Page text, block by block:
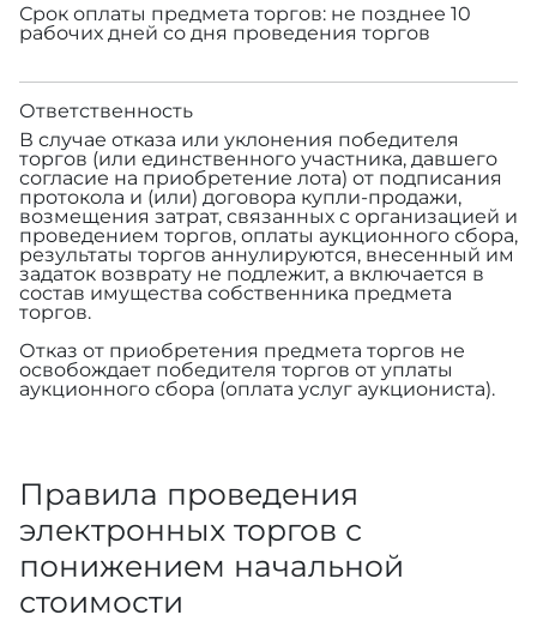
Срок оплаты предмета торгов: не позднее 10
рабочих дней со дня проведения торгов
Ответственность
В случае отказа или уклонения победителя
торгов (или единственного участника, давшего
согласие на приобретение лота) от подписания
протокола и (или) договора купли-продажи,
возмещения затрат, связанных с организацией и
проведением торгов, оплаты аукционного сбора,
результаты торгов аннулируются, внесенный им
задаток возврату не подлежит, а включается в
состав имущества собственника предмета
торгов.
Отказ от приобретения предмета торгов не
освобождает победителя торгов от уплаты
аукционного сбора (оплата услуг аукциониста).
Правила проведения
электронных торгов с
понижением начальной
стоимости